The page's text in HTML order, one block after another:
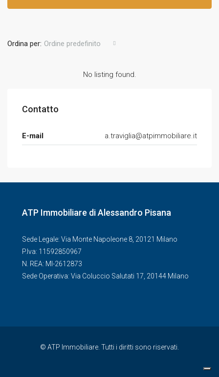
Ordina per: Ordine predefinito
No listing found.
Contatto
E-mail a.traviglia@atpimmobiliare.it
ATP Immobiliare di Alessandro Pisana
Sede Legale: Via Monte Napoleone 8, 20121 Milano
P.Iva: 11592850967
N. REA: MI-2612873
Sede Operativa: Via Coluccio Salutati 17, 20144 Milano
© ATP Immobiliare. Tutti i diritti sono riservati.